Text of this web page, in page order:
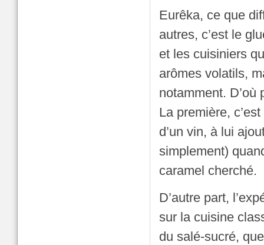
Eurêka, ce que
autres, c’est le
et les cuisiniers
arômes volatils,
notamment.
La première,
d’un vin, à lui
simplement)
caramel cherché.
D’autre part,
sur la cuisine
du salé-sucré,